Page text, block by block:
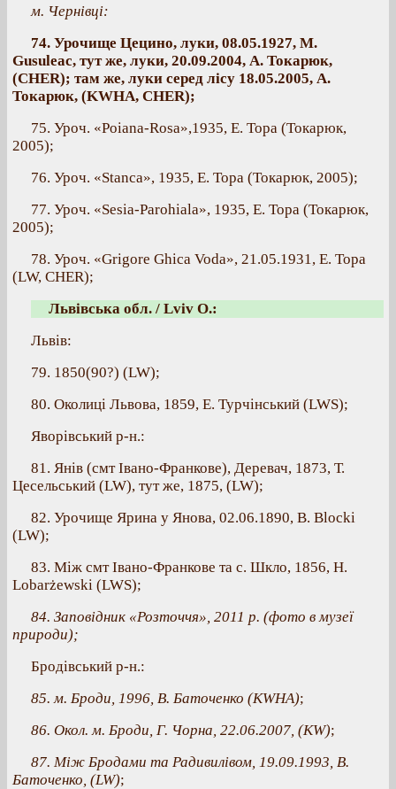
м. Чернівці:
74. Урочище Цецино, луки, 08.05.1927, M.
Gusuleac, тут же, луки, 20.09.2004, А. Токарюк,
(CHER); там же, луки серед лісу 18.05.2005, А.
Токарюк, (KWHA, CHER);
75. Уроч. «Poiana-Rosa»,1935, Е. Тора (Токарюк,
2005);
76. Уроч. «Stanca», 1935, Е. Тора (Токарюк, 2005);
77. Уроч. «Sesia-Parohiala», 1935, Е. Тора (Токарюк,
2005);
78. Уроч. «Grigore Ghica Voda», 21.05.1931, Е. Тора
(LW, CHER);
Львівська обл. / Lviv O.:
Львів:
79. 1850(90?) (LW);
80. Околиці Львова, 1859, Е. Турчінський (LWS);
Яворівський р-н.:
81. Янів (смт Івано-Франкове), Деревач, 1873, Т.
Цесельський (LW), тут же, 1875, (LW);
82. Урочище Ярина у Янова, 02.06.1890, В. Blocki
(LW);
83. Між смт Івано-Франкове та с. Шкло, 1856, H.
Lobarżewski (LWS);
84. Заповідник «Розточчя», 2011 р. (фото в музеї
природи);
Бродівський р-н.:
85. м. Броди, 1996, В. Баточенко (KWHA);
86. Окол. м. Броди, Г. Чорна, 22.06.2007, (КW);
87. Між Бродами та Радивилівом, 19.09.1993, В.
Баточенко, (LW);